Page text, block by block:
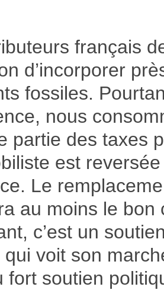
français
d’incorporer
fossiles.
nous
partie des taxes
est
Le
au moins le
c’est un
qui voit son
fort soutien